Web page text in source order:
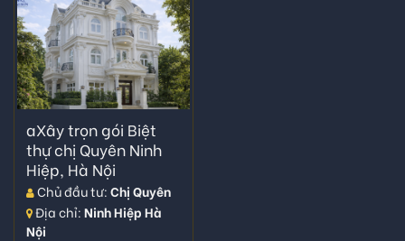
aXây trọn gói Biệt
thự chị Quyên Ninh
Hiệp, Hà Nội
Chủ đầu tư: Chị Quyên
Địa chỉ: Ninh Hiệp Hà
Nội